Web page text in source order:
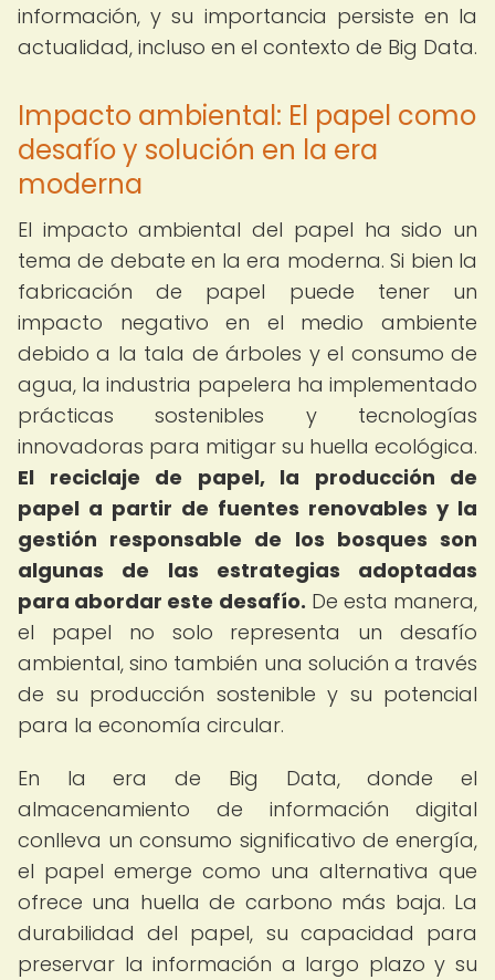
información, y su importancia persiste en la
actualidad, incluso en el contexto de Big Data.
Impacto ambiental: El papel como
desafío y solución en la era
moderna
El impacto ambiental del papel ha sido un
tema de debate en la era moderna. Si bien la
fabricación de papel puede tener un
impacto negativo en el medio ambiente
debido a la tala de árboles y el consumo de
agua, la industria papelera ha implementado
prácticas sostenibles y tecnologías
innovadoras para mitigar su huella ecológica.
El reciclaje de papel, la producción de
papel a partir de fuentes renovables y la
gestión responsable de los bosques son
algunas de las estrategias adoptadas
para abordar este desafío. De esta manera,
el papel no solo representa un desafío
ambiental, sino también una solución a través
de su producción sostenible y su potencial
para la economía circular.
En la era de Big Data, donde el
almacenamiento de información digital
conlleva un consumo significativo de energía,
el papel emerge como una alternativa que
ofrece una huella de carbono más baja. La
durabilidad del papel, su capacidad para
preservar la información a largo plazo y su